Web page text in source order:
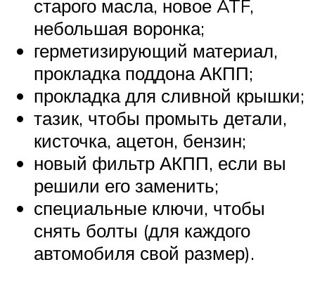
Меню
старого масла, новое ATF,
небольшая воронка;
герметизирующий материал,
прокладка поддона АКПП;
прокладка для сливной крышки;
тазик, чтобы промыть детали,
кисточка, ацетон, бензин;
новый фильтр АКПП, если вы
решили его заменить;
специальные ключи, чтобы
снять болты (для каждого
автомобиля свой размер).